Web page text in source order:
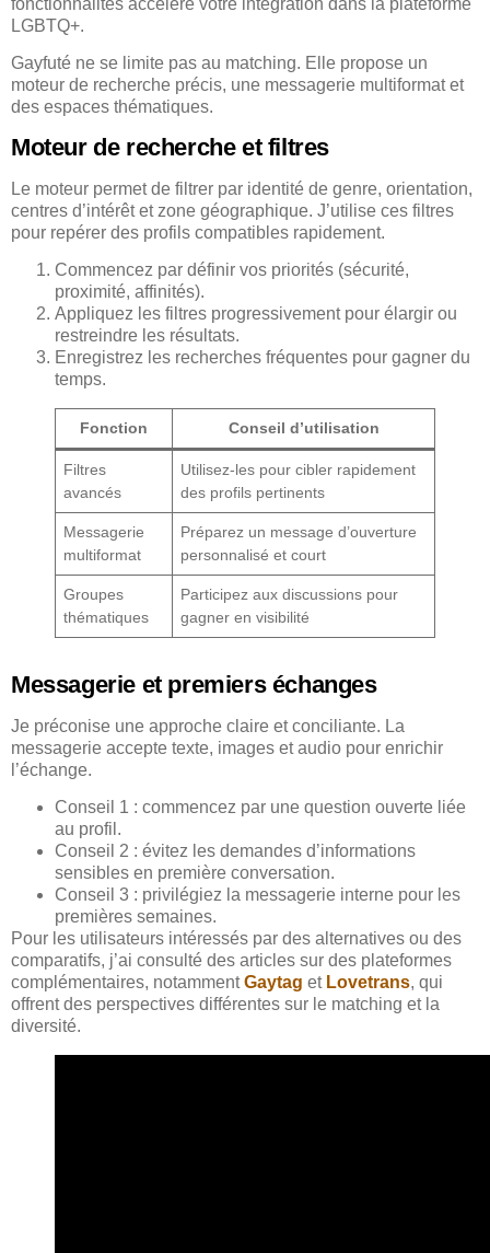
LGBTQ+.
Gayfuté ne se limite pas au matching. Elle propose un
moteur de recherche précis, une messagerie multiformat et
des espaces thématiques.
Moteur de recherche et filtres
Le moteur permet de filtrer par identité de genre, orientation,
centres d’intérêt et zone géographique. J’utilise ces filtres
pour repérer des profils compatibles rapidement.
Commencez par définir vos priorités (sécurité,
proximité, affinités).
Appliquez les filtres progressivement pour élargir ou
restreindre les résultats.
Enregistrez les recherches fréquentes pour gagner du
temps.
Fonction Conseil d’utilisation
Filtres
avancés
Utilisez-les pour cibler rapidement
des profils pertinents
Messagerie
multiformat
Préparez un message d’ouverture
personnalisé et court
Groupes
thématiques
Participez aux discussions pour
gagner en visibilité
Messagerie et premiers échanges
Je préconise une approche claire et conciliante. La
messagerie accepte texte, images et audio pour enrichir
l’échange.
Conseil 1 : commencez par une question ouverte liée
au profil.
Conseil 2 : évitez les demandes d’informations
sensibles en première conversation.
Conseil 3 : privilégiez la messagerie interne pour les
premières semaines.
Pour les utilisateurs intéressés par des alternatives ou des
comparatifs, j’ai consulté des articles sur des plateformes
complémentaires, notammentGaytag et Lovetrans, qui
offrent des perspectives différentes sur le matching et la
diversité.